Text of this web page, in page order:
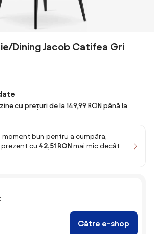
Dining Jacob Catifea Gri
cu prețuri de la 149,99 RON până la
moment bun pentru a cumpăra,
cu 42,51 RON mai mic decât
Către e-shop